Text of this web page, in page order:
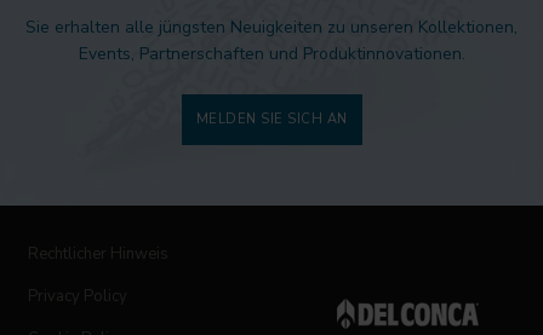
Sie erhalten alle jüngsten Neuigkeiten zu unseren Kollektionen,
Events, Partnerschaften und Produktinnovationen.
MELDEN SIE SICH AN
Rechtlicher Hinweis
Privacy Policy